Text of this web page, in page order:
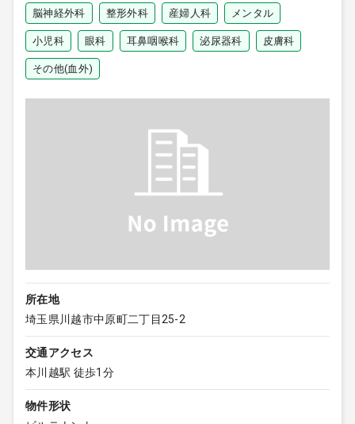
脳神経外科 整形外科 産婦人科 メンタル
小児科 眼科 耳鼻咽喉科 泌尿器科 皮膚科
その他(血外)
所在地
埼玉県川越市中原町二丁目25-2
交通アクセス
本川越駅 徒歩1分
物件形状